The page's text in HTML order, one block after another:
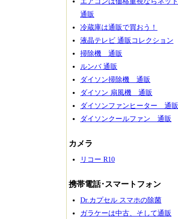
通販
冷蔵庫は通販で買おう！
液晶テレビ 通販コレクション
掃除機 通販
ルンバ 通販
ダイソン掃除機 通販
ダイソン 扇風機 通販
ダイソンファンヒーター 通販
ダイソンクールファン 通販
カメラ
リコー R10
携帯電話･スマートフォン
Dr.カプセル スマホの除菌
ガラケーは中古、そして通販